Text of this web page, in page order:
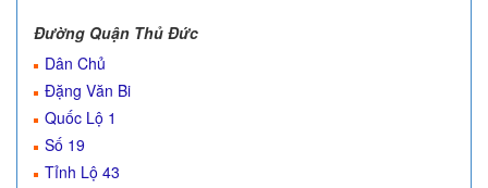
Đường Quận Thủ Đức
Dân Chủ
Đặng Văn Bi
Quốc Lộ 1
Số 19
Tỉnh Lộ 43